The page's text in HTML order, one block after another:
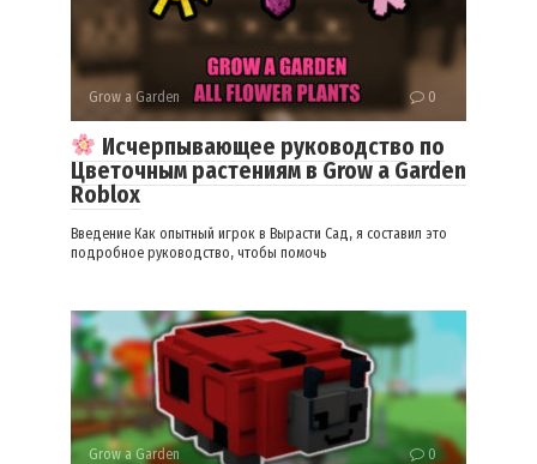
Grow a Garden 0
Исчерпывающее руководство по
Цветочным растениям в Grow a Garden
Roblox
Введение Как опытный игрок в Вырасти Сад, я составил это
подробное руководство, чтобы помочь
Grow a Garden 0